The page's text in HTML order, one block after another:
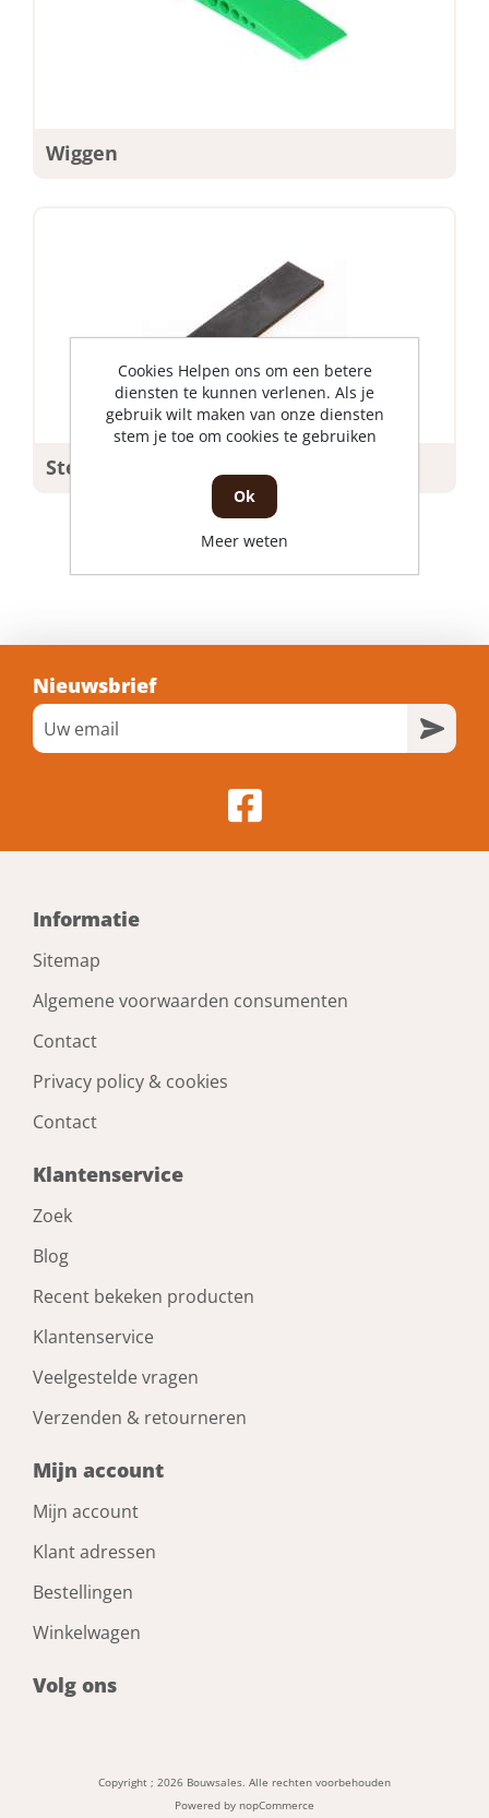
Wiggen
Steunblokjes
Nieuwsbrief
Informatie
Sitemap
Algemene voorwaarden consumenten
Contact
Privacy policy & cookies
Contact
Klantenservice
Zoek
Blog
Recent bekeken producten
Klantenservice
Veelgestelde vragen
Verzenden & retourneren
Mijn account
Mijn account
Klant adressen
Bestellingen
Winkelwagen
Volg ons
Copyright ; 2026 Bouwsales. Alle rechten voorbehouden
Powered by nopCommerce
Cookies Helpen ons om een betere
diensten te kunnen verlenen. Als je
gebruik wilt maken van onze diensten
stem je toe om cookies te gebruiken
Ok
Meer weten